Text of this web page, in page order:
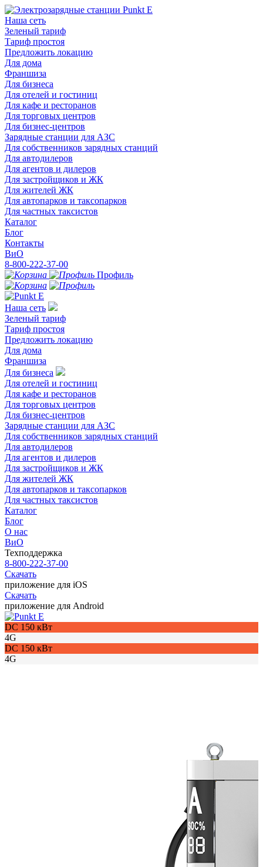
Наша сеть
Зеленый тариф
Тариф простоя
Предложить локацию
Для дома
Франшиза
Для бизнеса
Для отелей и гостиниц
Для кафе и ресторанов
Для торговых центров
Для бизнес-центров
Зарядные станции для АЗС
Для собственников зарядных станций
Для автодилеров
Для агентов и дилеров
Для застройщиков и ЖК
Для жителей ЖК
Для автопарков и таксопарков
Для частных таксистов
Каталог
Блог
Контакты
ВиО
8-800-222-37-00
Профиль
Наша сеть
Зеленый тариф
Тариф простоя
Предложить локацию
Для дома
Франшиза
Для бизнеса
Для отелей и гостиниц
Для кафе и ресторанов
Для торговых центров
Для бизнес-центров
Зарядные станции для АЗС
Для собственников зарядных станций
Для автодилеров
Для агентов и дилеров
Для застройщиков и ЖК
Для жителей ЖК
Для автопарков и таксопарков
Для частных таксистов
Каталог
Блог
О нас
ВиО
Техподдержка
8-800-222-37-00
Скачать
приложение для iOS
Скачать
приложение для Android
DC 150 кВт
4G
DC 150 кВт
4G